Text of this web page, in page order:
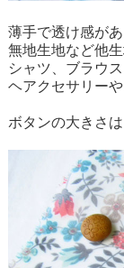
薄手で透け感があ
無地生地など他
シャツ、ブラウ
ヘアクセサリー
ボタンの大きさ